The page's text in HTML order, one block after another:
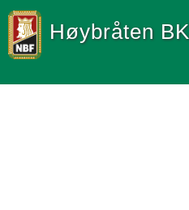
Høybråten BK